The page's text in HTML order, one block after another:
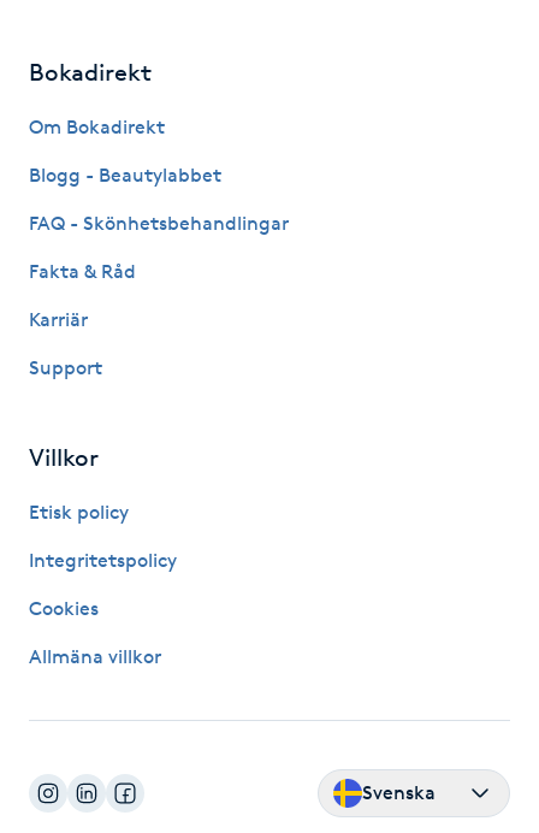
Gellack med förstärkning
Gravidyoga
Gruppträning
Headspa
Healing
Herrklippning
Hollywood Peel
Bokadirekt
Om Bokadirekt
Blogg - Beautylabbet
FAQ - Skönhetsbehandlingar
Fakta & Råd
Karriär
Support
Villkor
Etisk policy
Integritetspolicy
Cookies
Allmäna villkor
Svenska